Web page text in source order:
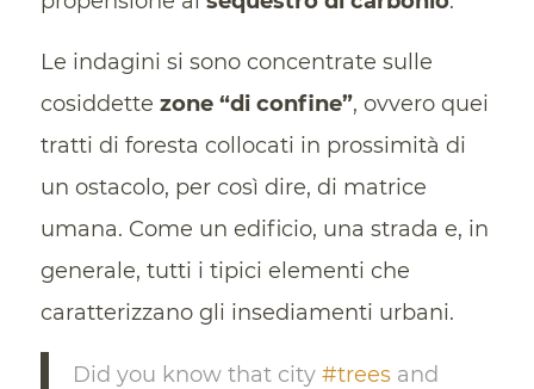
Le indagini si sono concentrate sulle
cosiddette zone “di confine”, ovvero quei
tratti di foresta collocati in prossimità di
un ostacolo, per così dire, di matrice
umana. Come un edificio, una strada e, in
generale, tutti i tipici elementi che
caratterizzano gli insediamenti urbani.
Did you know that city #treesand